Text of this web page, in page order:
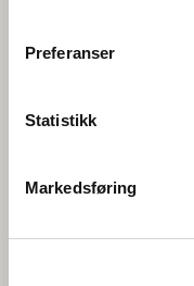
Preferanser
Statistikk
Markedsføring